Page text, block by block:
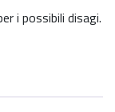
i possibili disagi.